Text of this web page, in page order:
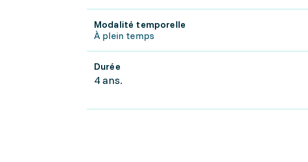
Modalité temporelle
À plein temps
Durée
4 ans.